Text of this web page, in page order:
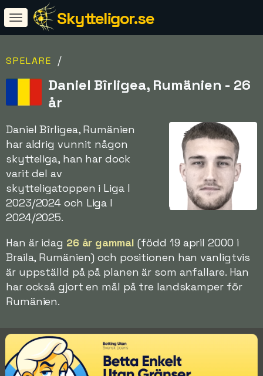
Skytteligor.se
SPELARE /
Daniel Bîrligea, Rumänien - 26
år
Daniel Bîrligea, Rumänien
har aldrig vunnit någon
skytteliga, han har dock
varit del av
skytteligatoppen i Liga I
2023/2024 och Liga I
2024/2025.
Han är idag 26 år gammal (född 19 april 2000 i
Braila, Rumänien) och positionen han vanligtvis
är uppställd på på planen är som anfallare. Han
har också gjort en mål på tre landskamper för
Rumänien.